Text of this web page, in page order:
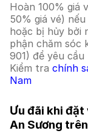
Hoàn 100% giá
50% giá vé)
hoặc bị hủy bởi
phận chăm sóc
901) để yêu
Kiểm tra chính
Nam
Ưu đãi khi đặt
An Sương